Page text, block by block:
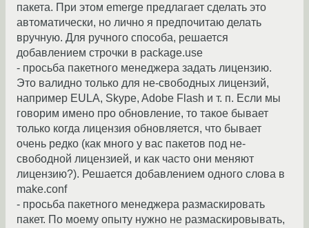
пакета. При этом emerge предлагает сделать это
автоматически, но лично я предпочитаю делать
вручную. Для ручного способа, решается
добавлением строчки в package.use
- просьба пакетного менеджера задать лицензию.
Это валидно только для не-свободных лицензий,
например EULA, Skype, Adobe Flash и т. п. Если мы
говорим имено про обновление, то такое бывает
только когда лицензия обновляется, что бывает
очень редко (как много у вас пакетов под не-
свободной лицензией, и как часто они меняют
лицензию?). Решается добавлением одного слова в
make.conf
- просьба пакетного менеджера размаскировать
пакет. По моему опыту нужно не размаскировывать,